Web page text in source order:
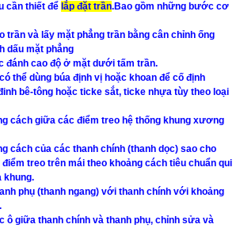
cần thiết để lắp đặt trần.Bao gồm những bước cơ
trần và lấy mặt phẳng trần bằng cân chỉnh ống
dấu mặt phẳng
đánh cao độ ở mặt dưới tấm trần.
thể dùng búa định vị hoặc khoan để cố định
bê-tông hoặc ticke sắt, ticke nhựa tùy theo loại
cách giữa các điểm treo hệ thống khung xương
cách của các thanh chính (thanh dọc) sao cho
treo trên mái theo khoảng cách tiêu chuẩn qui
khung.
phụ (thanh ngang) với thanh chính với khoảng
ô giữa thanh chính và thanh phụ, chỉnh sửa và